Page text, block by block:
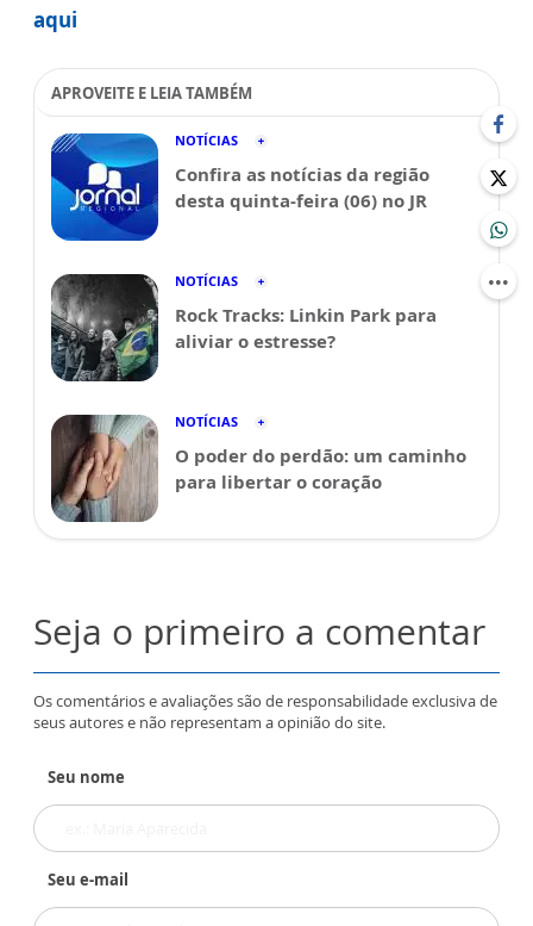
aqui
APROVEITE E LEIA TAMBÉM
NOTÍCIAS
Confira as notícias da região
desta quinta-feira (06) no JR
NOTÍCIAS
Rock Tracks: Linkin Park para
aliviar o estresse?
NOTÍCIAS
O poder do perdão: um caminho
para libertar o coração
Seja o primeiro a comentar
Os comentários e avaliações são de responsabilidade exclusiva de
seus autores e não representam a opinião do site.
Seu nome
Seu e-mail